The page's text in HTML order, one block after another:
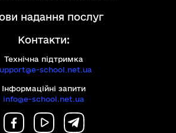
надання послуг
Контакти:
Технічна підтримка
school.net.ua
Інформаційні запити
info@e-school.net.ua